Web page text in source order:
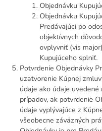
Objednávku
Objednávku
Predávajúci po
objektívnych
ovplyvniť (vis
Kupujúceho splniť.
Potvrdenie Objednávky
uzatvorenie Kúpnej
údaje ako údaje
prípadov, ak potvrdenie
údaje vyplývajúce z
všeobecne záväzných